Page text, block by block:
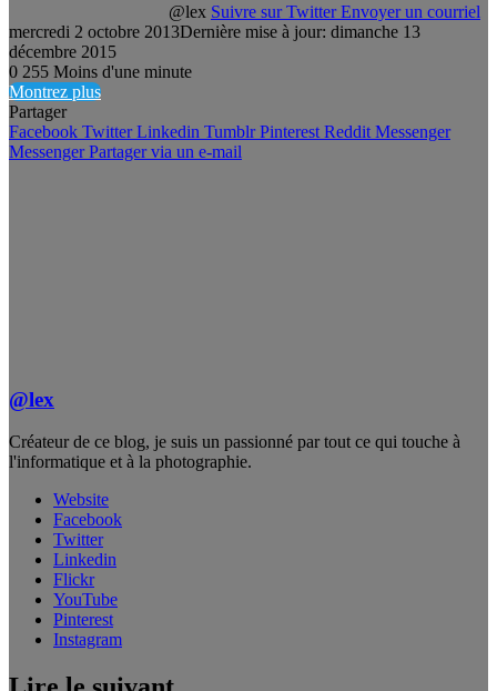
@lex Suivre sur Twitter Envoyer un courriel
mercredi 2 octobre 2013Dernière mise à jour: dimanche 13
décembre 2015
0 255 Moins d'une minute
Montrez plus
Partager
Facebook Twitter Linkedin Tumblr Pinterest Reddit Messenger
Messenger Partager via un e-mail
@lex
Créateur de ce blog, je suis un passionné par tout ce qui touche à
l'informatique et à la photographie.
Website
Facebook
Twitter
Linkedin
Flickr
YouTube
Pinterest
Instagram